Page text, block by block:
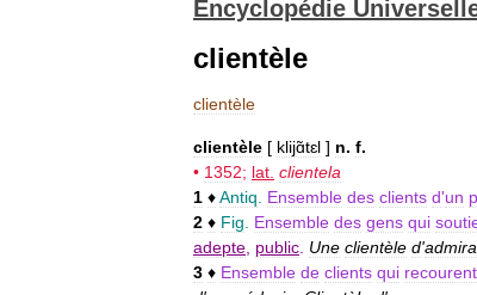
Encyclopédie
clientèle
clientèle
clientèle [ klijɑ̃tɛl ] n. f.
• 1352; lat clientela
1 ♦Antiq Ensemble des clients d'un
2 ♦ Fig Ensemble des gens qui
adepte public Une clientèle d'
3 ♦ Ensemble de clients qui recourent